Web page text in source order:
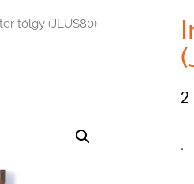
tölgy (JLUS80)
­.